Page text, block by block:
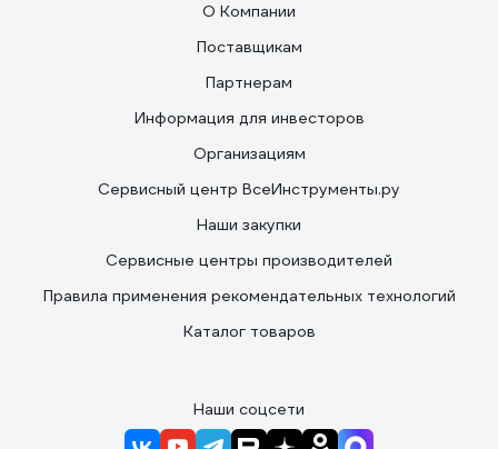
О Компании
Поставщикам
Партнерам
Информация для инвесторов
Организациям
Сервисный центр ВсеИнструменты.ру
Наши закупки
Сервисные центры производителей
Правила применения рекомендательных технологий
Каталог товаров
Наши соцсети